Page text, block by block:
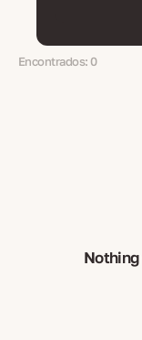
Encontrados: 0
Nothing